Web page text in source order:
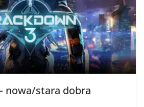
nowa/stara dobra